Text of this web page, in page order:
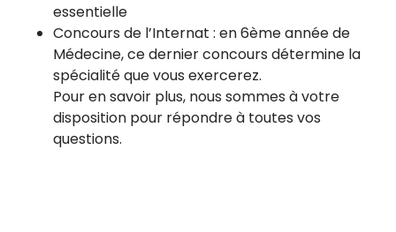
essentielle
Concours de l’Internat : en 6ème année de
Médecine, ce dernier concours détermine la
spécialité que vous exercerez.
Pour en savoir plus, nous sommes à votre
disposition pour répondre à toutes vos
questions.